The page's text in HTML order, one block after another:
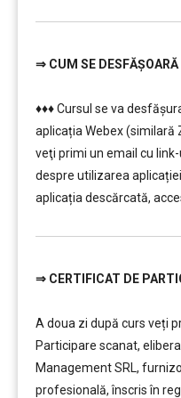
⇒ CUM SE
♦♦♦ Cursul se va
aplicația Webex (similară
veţi primi un email cu
despre utilizarea
aplicația descărcată,
⇒ CERTIFICAT DE
A doua zi după curs veți
Participare scanat,
Management SRL,
profesională, înscris în